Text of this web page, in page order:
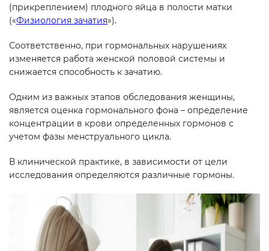
(прикреплением) плодного яйца в полости матки
(«Физиология зачатия»).
Соответственно, при гормональных нарушениях
изменяется работа женской половой системы и
снижается способность к зачатию.
Одним из важных этапов обследования женщины,
является оценка гормонального фона – определение
концентрации в крови определенных гормонов с
учетом фазы менструального цикла.
В клинической практике, в зависимости от цели
исследования определяются различные гормоны.